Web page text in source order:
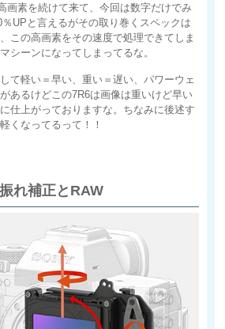
画素を続けて来て、今回は数字だけでみ
UPと言えるがその取り巻くスペックは
この高画素をその速度で処理できてしま
シーンになってしまってるな。
て軽い＝早い、重い＝遅い、パワーウェ
あるけどこの7R6は画像は重いけど早い
仕上がっておりますな。ちなみに後述す
くなってるって！！
れ補正とRAW